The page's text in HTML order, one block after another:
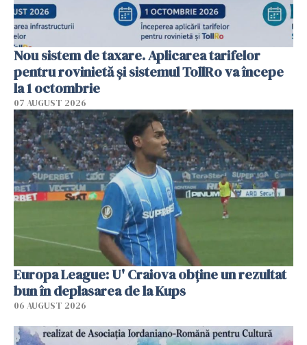
Nou sistem de taxare. Aplicarea tarifelor
pentru rovinietă şi sistemul TollRo va începe
la 1 octombrie
07 AUGUST 2026
Europa League: U' Craiova obține un rezultat
bun în deplasarea de la Kups
06 AUGUST 2026